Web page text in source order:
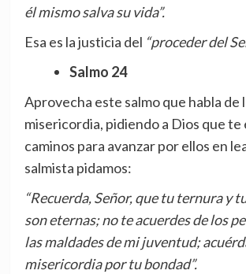
él mismo salva su vida”.
Esa es la justicia del “proceder del
Salmo 24
Aprovecha este salmo que habla de
misericordia, pidiendo a Dios que te
caminos para avanzar por ellos en
salmista pidamos:
“Recuerda, Señor, que tu ternura y
son eternas; no te acuerdes de los
las maldades de mi juventud;
misericordia por tu bondad”.